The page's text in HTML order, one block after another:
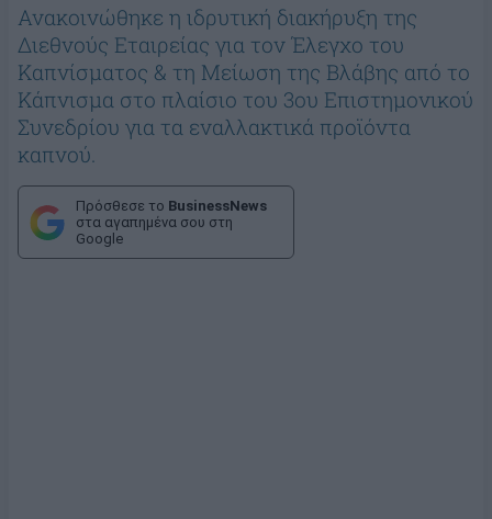
Ανακοινώθηκε η ιδρυτική διακήρυξη της
Διεθνούς Εταιρείας για τον Έλεγχο του
Καπνίσματος & τη Μείωση της Βλάβης από το
Κάπνισμα στο πλαίσιο του 3ου Επιστημονικού
Συνεδρίου για τα εναλλακτικά προϊόντα
καπνού.
Πρόσθεσε το BusinessNews
στα αγαπημένα σου στη
Google